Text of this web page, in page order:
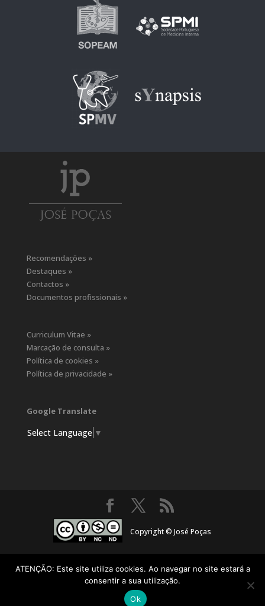
Recomendações »
Destaques »
Contactos »
Documentos profissionais »
Curriculum Vitae »
Marcação de consulta »
Política de cookies »
Política de privacidade »
Google Translate
Select Language ▼
Copyright © José Poças
ATENÇÃO: Este site utiliza cookies. Ao navegar no site estará a
consentir a sua utilização.
Ok